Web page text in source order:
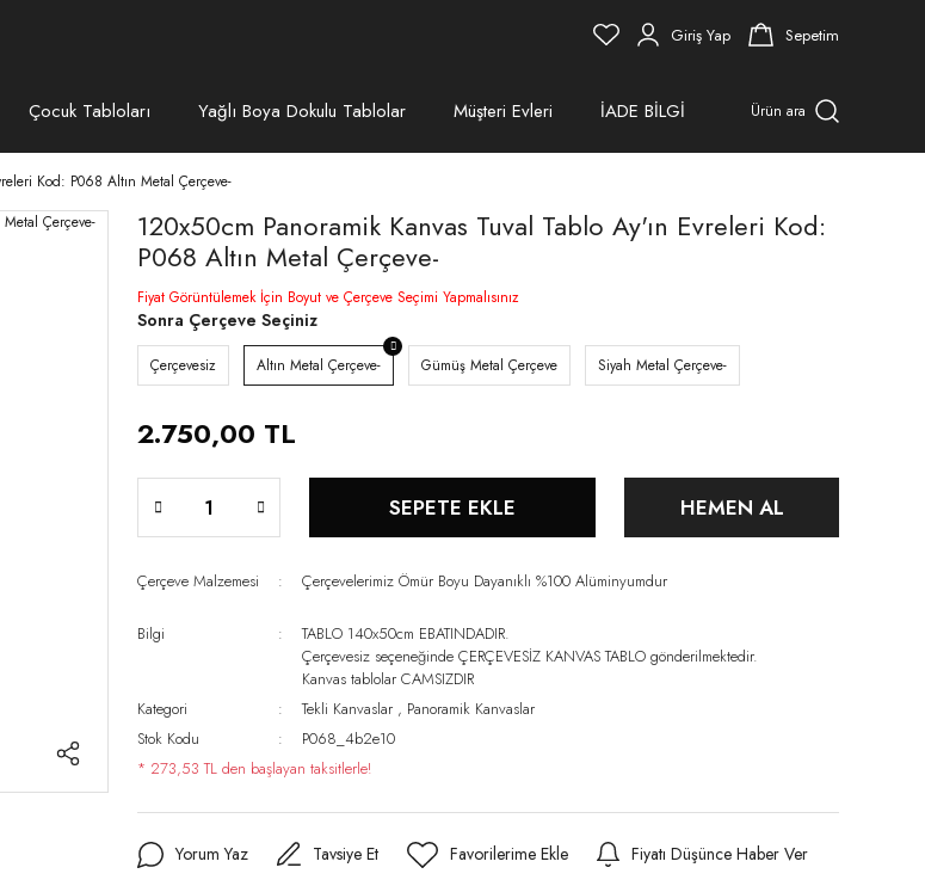
Giriş Yap Sepetim
Çocuk Tabloları Yağlı Boya Dokulu Tablolar Müşteri Evleri İADE BİLGİ Ürün ara
Kod: P068 Altın Metal Çerçeve-
120x50cm Panoramik Kanvas Tuval Tablo Ay'ın Evreleri Kod:
P068 Altın Metal Çerçeve-
Fiyat Görüntülemek İçin Boyut ve Çerçeve Seçimi Yapmalısınız
Sonra Çerçeve Seçiniz
Çerçevesiz Altın Metal Çerçeve- Gümüş Metal Çerçeve Siyah Metal Çerçeve-
2.750,00 TL
SEPETE EKLE HEMEN AL
Çerçeve Malzemesi Çerçevelerimiz Ömür Boyu Dayanıklı %100 Alüminyumdur
Bilgi
TABLO 140x50cm EBATINDADIR.
Çerçevesiz seçeneğinde ÇERÇEVESİZ KANVAS TABLO gönderilmektedir.
Kanvas tablolar CAMSIZDIR
Kategori
Tekli Kanvaslar , Panoramik Kanvaslar
Stok Kodu
P068_4b2e10
* 273,53 TL den başlayan taksitlerle!
Yorum Yaz Tavsiye Et Fiyatı Düşünce Haber Ver